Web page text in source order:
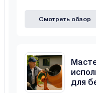
Смотреть обзор
для